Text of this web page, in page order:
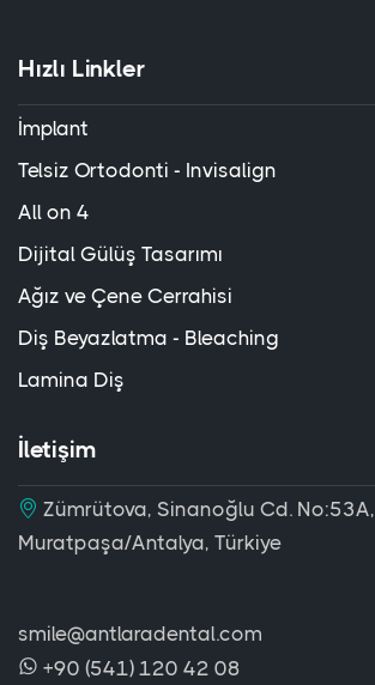
Hızlı Linkler
İmplant
Telsiz Ortodonti - Invisalign
All on 4
Dijital Gülüş Tasarımı
Ağız ve Çene Cerrahisi
Diş Beyazlatma - Bleaching
Lamina Diş
İletişim
Zümrütova, Sinanoğlu Cd. No:53A,
Muratpaşa/Antalya, Türkiye
smile@antlaradental.com
+90 (541) 120 42 08